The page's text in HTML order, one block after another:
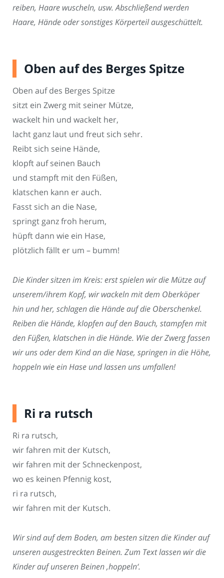
reiben, Haare wuscheln, usw. Abschließend werden
Haare, Hände oder sonstiges Körperteil ausgeschüttelt.
Oben auf des Berges Spitze
Oben auf des Berges Spitze
sitzt ein Zwerg mit seiner Mütze,
wackelt hin und wackelt her,
lacht ganz laut und freut sich sehr.
Reibt sich seine Hände,
klopft auf seinen Bauch
und stampft mit den Füßen,
klatschen kann er auch.
Fasst sich an die Nase,
springt ganz froh herum,
hüpft dann wie ein Hase,
plötzlich fällt er um – bumm!
Die Kinder sitzen im Kreis: erst spielen wir die Mütze auf
unserem/ihrem Kopf, wir wackeln mit dem Oberköper
hin und her, schlagen die Hände auf die Oberschenkel.
Reiben die Hände, klopfen auf den Bauch, stampfen mit
den Füßen, klatschen in die Hände. Wie der Zwerg fassen
wir uns oder dem Kind an die Nase, springen in die Höhe,
hoppeln wie ein Hase und lassen uns umfallen!
Ri ra rutsch
Ri ra rutsch,
wir fahren mit der Kutsch,
wir fahren mit der Schneckenpost,
wo es keinen Pfennig kost,
ri ra rutsch,
wir fahren mit der Kutsch.
Wir sind auf dem Boden, am besten sitzen die Kinder auf
unseren ausgestreckten Beinen. Zum Text lassen wir die
Kinder auf unseren Beinen ‚hoppeln‘.